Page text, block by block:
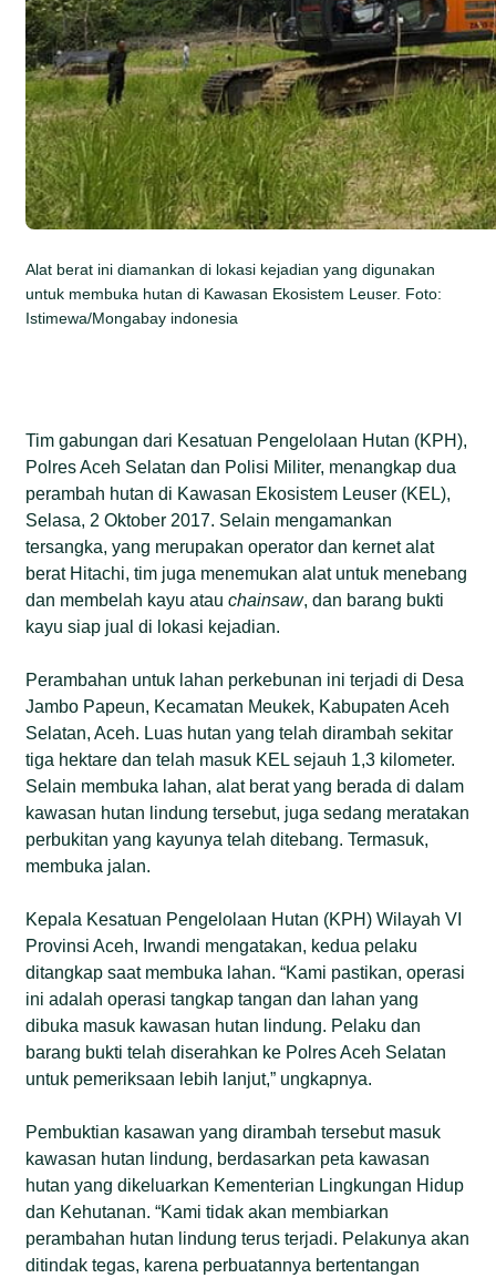
Alat berat ini diamankan di lokasi kejadian yang digunakan
untuk membuka hutan di Kawasan Ekosistem Leuser. Foto:
Istimewa/Mongabay indonesia
Tim gabungan dari Kesatuan Pengelolaan Hutan (KPH),
Polres Aceh Selatan dan Polisi Militer, menangkap dua
perambah hutan di Kawasan Ekosistem Leuser (KEL),
Selasa, 2 Oktober 2017. Selain mengamankan
tersangka, yang merupakan operator dan kernet alat
berat Hitachi, tim juga menemukan alat untuk menebang
dan membelah kayu atauchainsaw, dan barang bukti
kayu siap jual di lokasi kejadian.
Perambahan untuk lahan perkebunan ini terjadi di Desa
Jambo Papeun, Kecamatan Meukek, Kabupaten Aceh
Selatan, Aceh. Luas hutan yang telah dirambah sekitar
tiga hektare dan telah masuk KEL sejauh 1,3 kilometer.
Selain membuka lahan, alat berat yang berada di dalam
kawasan hutan lindung tersebut, juga sedang meratakan
perbukitan yang kayunya telah ditebang. Termasuk,
membuka jalan.
Kepala Kesatuan Pengelolaan Hutan (KPH) Wilayah VI
Provinsi Aceh, Irwandi mengatakan, kedua pelaku
ditangkap saat membuka lahan. “Kami pastikan, operasi
ini adalah operasi tangkap tangan dan lahan yang
dibuka masuk kawasan hutan lindung. Pelaku dan
barang bukti telah diserahkan ke Polres Aceh Selatan
untuk pemeriksaan lebih lanjut,” ungkapnya.
Pembuktian kasawan yang dirambah tersebut masuk
kawasan hutan lindung, berdasarkan peta kawasan
hutan yang dikeluarkan Kementerian Lingkungan Hidup
dan Kehutanan. “Kami tidak akan membiarkan
perambahan hutan lindung terus terjadi. Pelakunya akan
ditindak tegas, karena perbuatannya bertentangan